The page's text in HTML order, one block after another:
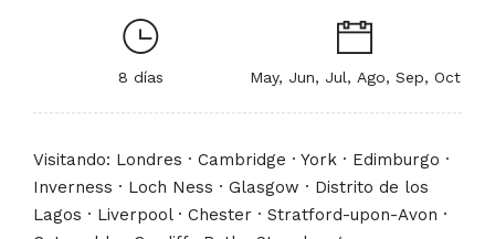
8 días May, Jun, Jul, Ago, Sep, Oct
Visitando: Londres · Cambridge · York · Edimburgo ·
Inverness · Loch Ness · Glasgow · Distrito de los
Lagos · Liverpool · Chester · Stratford-upon-Avon ·